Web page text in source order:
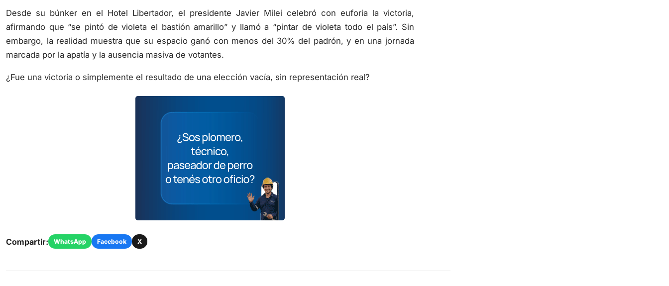
Desde su búnker en el Hotel Libertador, el presidente Javier Milei celebró con euforia la victoria,
afirmando que “se pintó de violeta el bastión amarillo” y llamó a “pintar de violeta todo el país”. Sin
embargo, la realidad muestra que su espacio ganó con menos del 30% del padrón, y en una jornada
marcada por la apatía y la ausencia masiva de votantes.
¿Fue una victoria o simplemente el resultado de una elección vacía, sin representación real?
Compartir: WhatsApp Facebook X